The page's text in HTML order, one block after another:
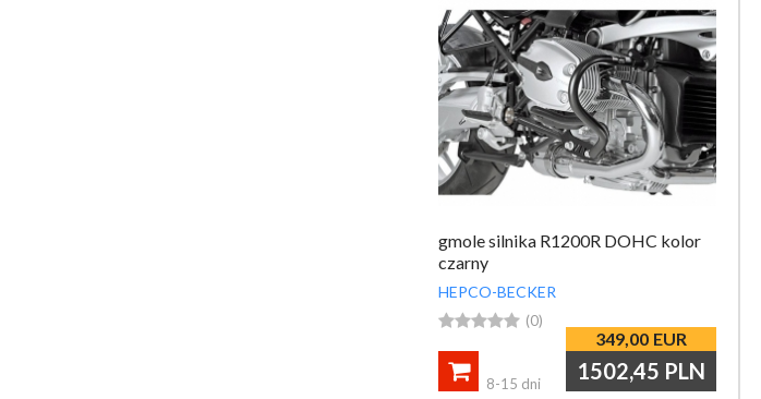
gmole silnika R1200R DOHC kolor
czarny
HEPCO-BECKER
 (0)
349,00 EUR
1502,45 PLN

8-15 dni